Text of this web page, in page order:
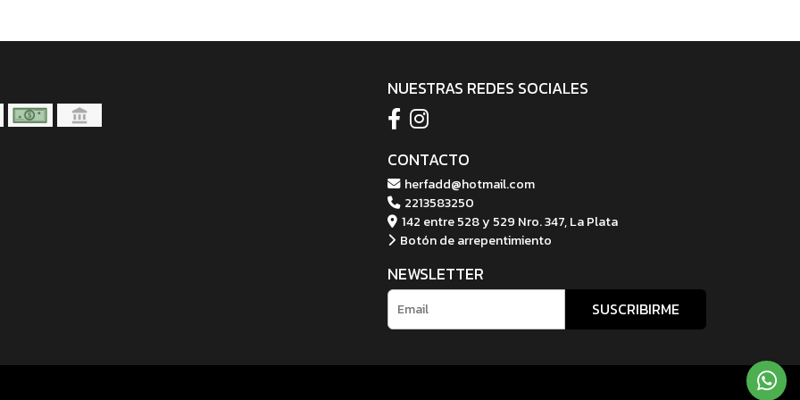
NUESTRAS REDES SOCIALES
CONTACTO
herfadd@hotmail.com
2213583250
142 entre 528 y 529 Nro. 347, La Plata
Botón de arrepentimiento
NEWSLETTER
SUSCRIBIRME